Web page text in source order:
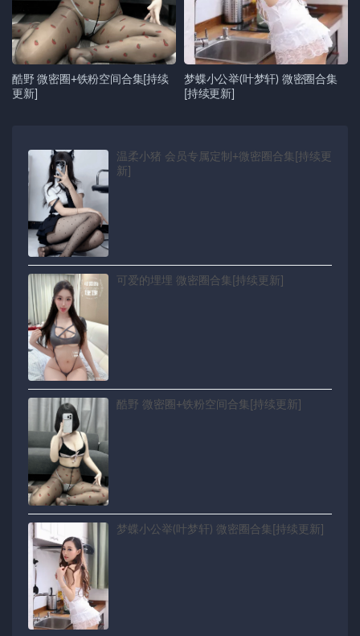
酷野 微密圈+铁粉空间合集[持续
更新]
梦蝶小公举(叶梦轩) 微密圈合集
[持续更新]
温柔小猪 会员专属定制+微密圈合集[持续更
新]
可爱的埋埋 微密圈合集[持续更新]
酷野 微密圈+铁粉空间合集[持续更新]
梦蝶小公举(叶梦轩) 微密圈合集[持续更新]